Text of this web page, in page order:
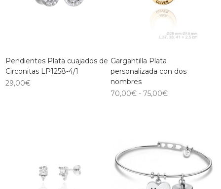
Pendientes Plata cuajados de
Circonitas LP1258-4/1
29,00€
Gargantilla Plata
personalizada con dos
nombres
70,00€ - 75,00€